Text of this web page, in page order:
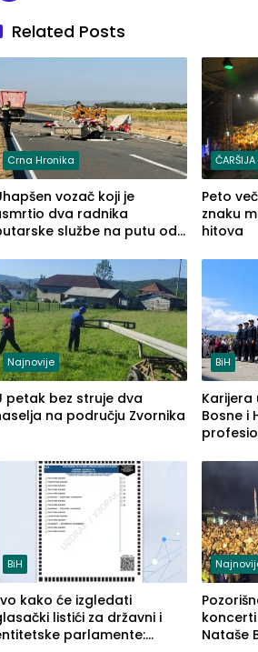
Related Posts
Crna Hronika
vozač koji je
dva radnika
službe na putu od
ČARŠIJA
Peto
znaku
hitova
Najnovije
petak bez struje dva
na području Zvornika
BiH
Karijera
Bosne i
služba
BiH
kako će izgledati
listići za državni i
parlamente:
koncerti
Nataše